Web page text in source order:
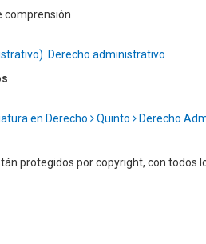
comprensión
Derecho administrativo
en Derecho Quinto Derecho
protegidos por copyright, con todos